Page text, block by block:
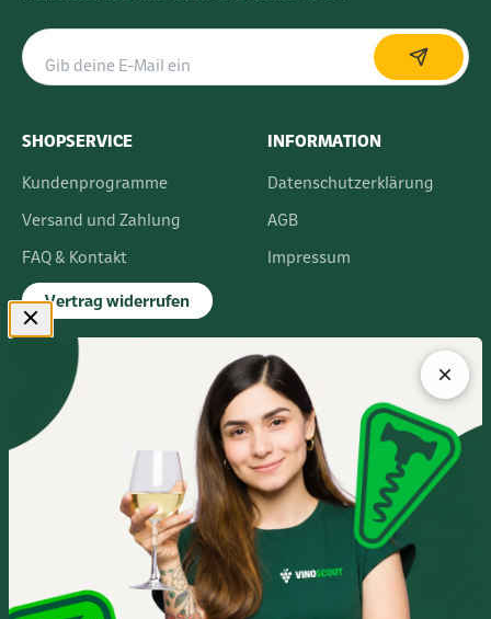
SHOPSERVICE
Kundenprogramme
Versand und Zahlung
FAQ & Kontakt
Vertrag widerrufen
INFORMATION
Datenschutzerklärung
AGB
Impressum
FLAGSHIPSTORE
Albert-Einstein-Ring 24
14532 Kleinmachnow bei Berlin
Im Europarc Dreilinden
030 - 585 84 59 0
Mo.- Fr. 10:00 - 19:00 Uhr
Sa. 10:00 - 16:00 Uhr
Anfahrtsbeschreibung